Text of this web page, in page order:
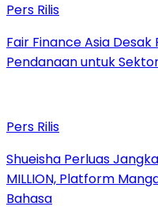
Pers Rilis
Fair Finance Asia
Pendanaan untuk
Pers Rilis
Shueisha Perluas
MILLION, Platform
Bahasa